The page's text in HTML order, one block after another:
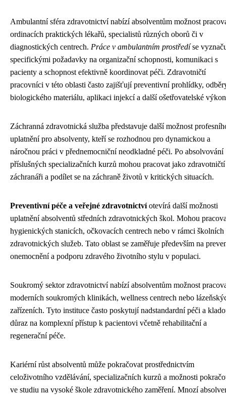
Ambulantní sféra zdravotnictví nabízí absolventům možnost
ordinacích praktických lékařů, specialistů různých oborů či v
diagnostických centrech. Práce v ambulantním prostředíse
specifickými požadavky na organizační schopnosti, komunikaci s
pacienty a schopnost efektivně koordinovat péči. Zdravotničtí
pracovníci v této oblasti často zajišťují preventivní prohlídky,
biologického materiálu, aplikaci injekcí a další ošetřovatelské
Záchranná zdravotnická služba představuje další možnost
uplatnění pro absolventy, kteří se rozhodnou pro dynamickou a
náročnou práci v přednemocniční neodkladné péči. Po absolvování
příslušných specializačních kurzů mohou pracovat jako zdravotničtí
záchranáři a podílet se na záchraně životů v kritických situacích.
Preventivní péče a veřejné zdravotnictvíotevírá další možnosti
uplatnění absolventů středních zdravotnických škol. Mohou
hygienických stanicích, očkovacích centrech nebo v rámci školních
zdravotnických služeb. Tato oblast se zaměřuje především na
onemocnění a podporu zdravého životního stylu v populaci.
Soukromý sektor zdravotnictví nabízí absolventům možnost
moderních soukromých klinikách, wellness centrech nebo
zařízeních. Tyto instituce často poskytují nadstandardní péči a
důraz na komplexní přístup k pacientovi včetně rehabilitační a
regenerační péče.
Kariérní růst absolventů může pokračovat prostřednictvím
celoživotního vzdělávání, specializačních kurzů a možnosti
ve studiu na vysoké škole zdravotnického zaměření. Mnozí